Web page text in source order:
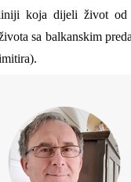
koja dijeli život od
sa balkanskim